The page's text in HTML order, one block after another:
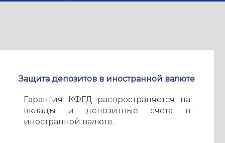
Защита депозитов в иностранной валюте
Гарантия КФГД распространяется на
вклады и депозитные счета в
иностранной валюте.